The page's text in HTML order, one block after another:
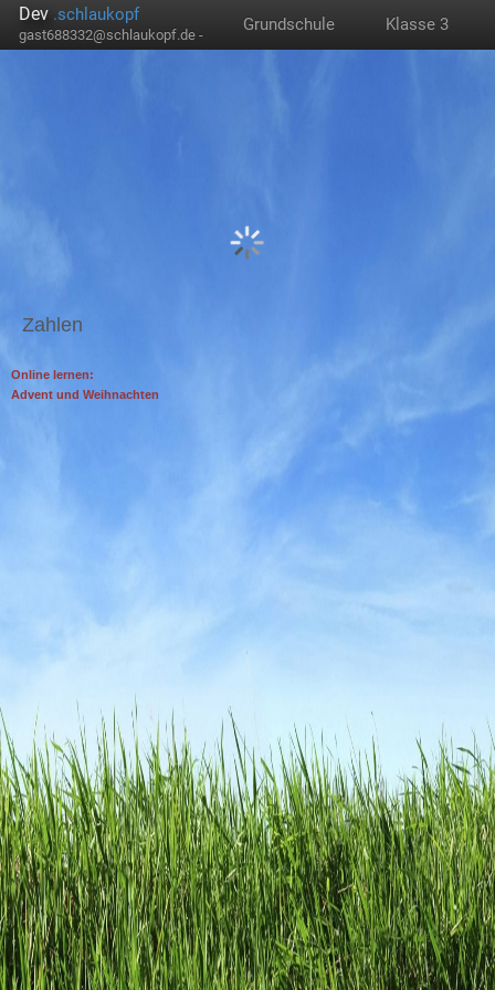
Dev .schlaukopf
gast688332@schlaukopf.de -
Grundschule Klasse 3
Zahlen
Online lernen:
Advent und Weihnachten